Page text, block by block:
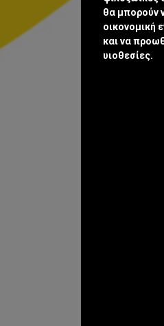
θα μπορούν
οικονομική
και να
υιοθεσίες.